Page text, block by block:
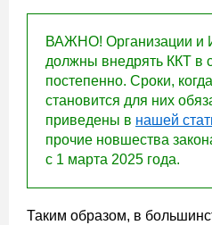
ВАЖНО! Организации и
должны внедрять ККТ в
постепенно. Сроки,
становится для них
приведены в нашей
прочие новшества
с 1 марта 2025 года.
Таким образом, в